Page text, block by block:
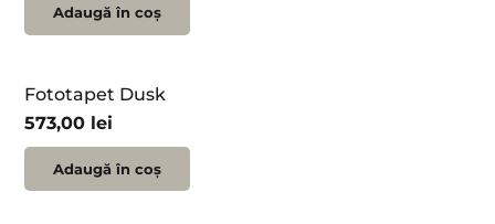
Adaugă în coș
Fototapet Dusk
573,00 lei
Adaugă în coș